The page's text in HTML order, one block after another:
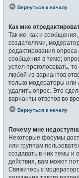
Вернуться к началу
Как мне
Так же, как и
создателями,
редактирования
сообщения в теме;
успел проголосовать,
любой из вариантов
только модераторы или
удалить опрос. Это
варианты ответов во
Вернуться к началу
Почему мне
Некоторые форумы
или группам
создавать в них темы и
действия, вам может
Свяжитесь с